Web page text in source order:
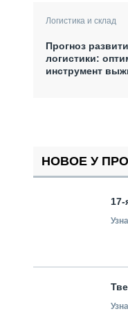
Логистика и склад
Прогноз
логистики:
инструмент
НОВОЕ У